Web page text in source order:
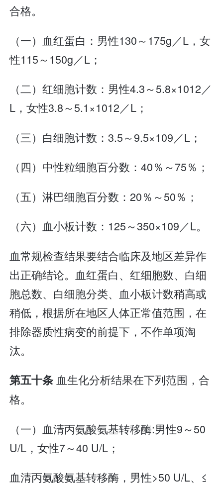
合格。
（一）血红蛋白：男性130～175g／L，女
性115～150g／L；
（二）红细胞计数：男性4.3～5.8×1012／
L，女性3.8～5.1×1012／L；
（三）白细胞计数：3.5～9.5×109／L；
（四）中性粒细胞百分数：40％～75％；
（五）淋巴细胞百分数：20％～50％；
（六）血小板计数：125～350×109／L。
血常规检查结果要结合临床及地区差异作
出正确结论。血红蛋白、红细胞数、白细
胞总数、白细胞分类、血小板计数稍高或
稍低，根据所在地区人体正常值范围，在
排除器质性病变的前提下，不作单项淘
汰。
第五十条血生化分析结果在下列范围，合
格。
（一）血清丙氨酸氨基转移酶:男性9～50
U/L，女性7～40 U/L；
血清丙氨酸氨基转移酶，男性>50 U/L、≤